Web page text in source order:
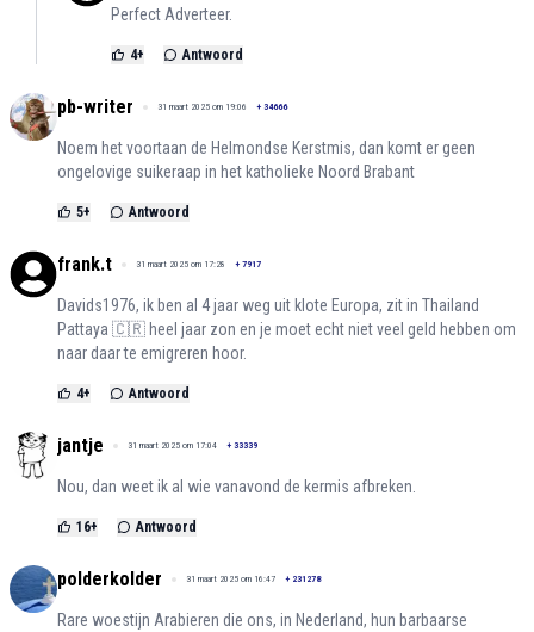
Perfect Adverteer.
4+ Antwoord
pb-writer 31 maart 2025 om 19:06 + 34666
Noem het voortaan de Helmondse Kerstmis, dan komt er geen
ongelovige suikeraap in het katholieke Noord Brabant
5+ Antwoord
frank.t 31 maart 2025 om 17:28 + 7917
Davids1976, ik ben al 4 jaar weg uit klote Europa, zit in Thailand
Pattaya 🇨🇷 heel jaar zon en je moet echt niet veel geld hebben om
naar daar te emigreren hoor.
4+ Antwoord
jantje 31 maart 2025 om 17:04 + 33339
Nou, dan weet ik al wie vanavond de kermis afbreken.
16+ Antwoord
polderkolder 31 maart 2025 om 16:47 + 231278
Rare woestijn Arabieren die ons, in Nederland, hun barbaarse